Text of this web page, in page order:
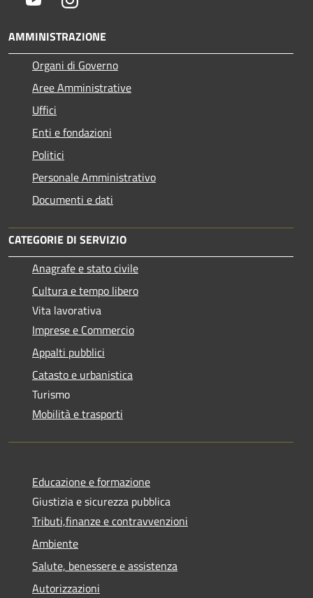
AMMINISTRAZIONE
Organi di Governo
Aree Amministrative
Uffici
Enti e fondazioni
Politici
Personale Amministrativo
Documenti e dati
CATEGORIE DI SERVIZIO
Anagrafe e stato civile
Cultura e tempo libero
Vita lavorativa
Imprese e Commercio
Appalti pubblici
Catasto e urbanistica
Turismo
Mobilità e trasporti
Educazione e formazione
Giustizia e sicurezza pubblica
Tributi,finanze e contravvenzioni
Ambiente
Salute, benessere e assistenza
Autorizzazioni